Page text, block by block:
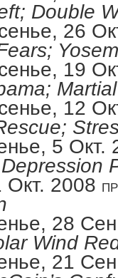
Double
26
19
12
5 Окт.
2008
28
Wind
21